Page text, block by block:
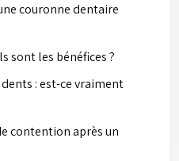
couronne dentaire
sont les bénéfices ?
: est-ce vraiment
contention après un